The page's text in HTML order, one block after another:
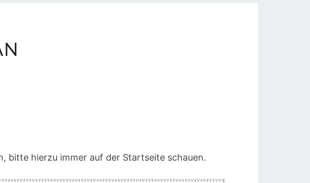
bitte hierzu immer auf der Startseite schauen.